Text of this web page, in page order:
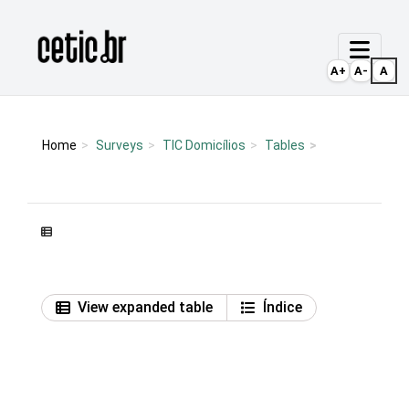
Página inicial
Home Surveys TIC Domicílios Tables
View expanded table Índice
A+ A- A